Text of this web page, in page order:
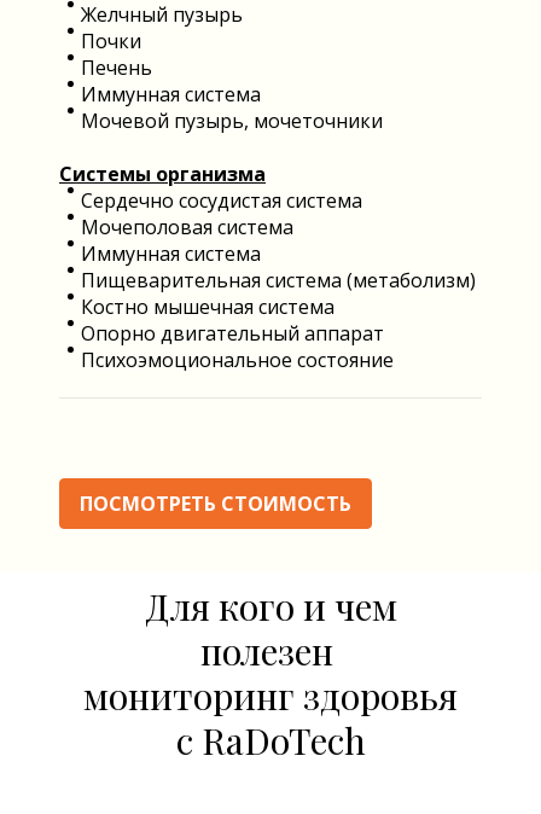
Желчный пузырь
Почки
Печень
Иммунная система
Мочевой пузырь, мочеточники
Системы организма
Сердечно сосудистая система
Мочеполовая система
Иммунная система
Пищеварительная система (метаболизм)
Костно мышечная система
Опорно двигательный аппарат
Психоэмоциональное состояние
ПОСМОТРЕТЬ СТОИМОСТЬ
Для кого и чем
полезен
мониторинг здоровья
с RaDoTech